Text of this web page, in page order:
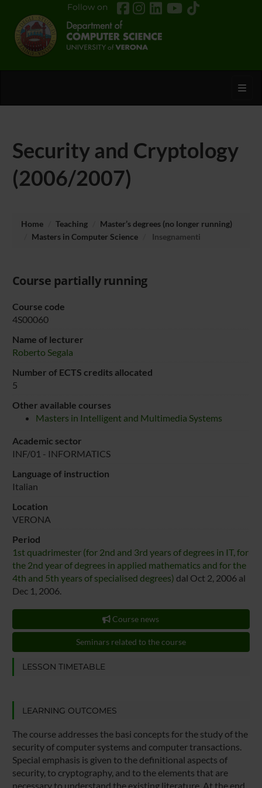
Follow on
Security and Cryptology
(2006/2007)
Home Teaching
Master’s degrees (no longer running)
Masters in Computer Science
Insegnamenti
Course partially running
Course code
4S00060
Name of lecturer
Roberto Segala
Number of ECTS credits allocated
5
Other available courses
Masters in Intelligent and Multimedia Systems
Academic sector
INF/01 - INFORMATICS
Language of instruction
Italian
Location
VERONA
Period
1st quadrimester (for 2nd and 3rd years of degrees in IT, for
the 2nd year of degrees in applied mathematics and for the
4th and 5th years of specialised degrees) dal Oct 2, 2006 al
Dec 1, 2006.
Course news
Seminars related to the course
LESSON TIMETABLE
LEARNING OUTCOMES
The course addresses the basi concepts for the study of the
security of computer systems and computer transactions.
Special emphasis is given to the definitional aspects of
security, to cryptography, and to the elements that are
necessary to understand the existing literature. At the end